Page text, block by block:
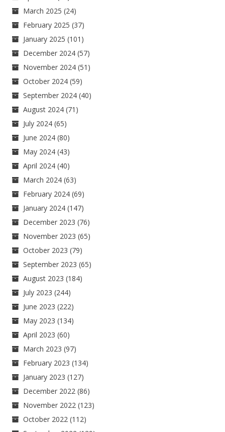
March 2025 (24)
February 2025 (37)
January 2025 (101)
December 2024 (57)
November 2024 (51)
October 2024 (59)
September 2024 (40)
August 2024 (71)
July 2024 (65)
June 2024 (80)
May 2024 (43)
April 2024 (40)
March 2024 (63)
February 2024 (69)
January 2024 (147)
December 2023 (76)
November 2023 (65)
October 2023 (79)
September 2023 (65)
August 2023 (184)
July 2023 (244)
June 2023 (222)
May 2023 (134)
April 2023 (60)
March 2023 (97)
February 2023 (134)
January 2023 (127)
December 2022 (86)
November 2022 (123)
October 2022 (112)